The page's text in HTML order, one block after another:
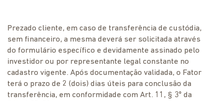
Prezado cliente, em caso de transferência de custódia,
sem financeiro, a mesma deverá ser solicitada através
do formulário específico e devidamente assinado pelo
investidor ou por representante legal constante no
cadastro vigente. Após documentação validada, o Fator
terá o prazo de 2 (dois) dias úteis para conclusão da
transferência, em conformidade com Art. 11, § 3º da